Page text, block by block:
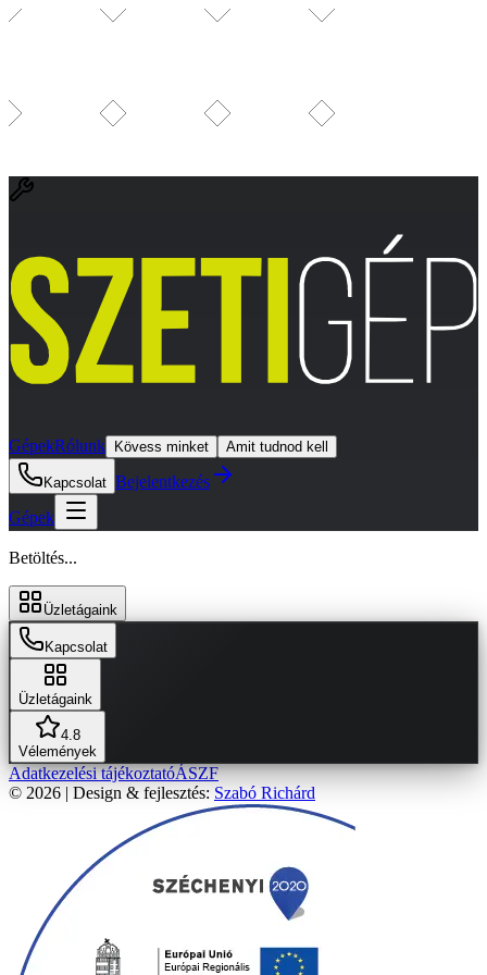
GépekRólunk Kövess minket Amit tudnod kell
Kapcsolat Bejelentkezés
Gépek
Betöltés...
Üzletágaink
Kapcsolat
Üzletágaink
4.8
Vélemények
Adatkezelési tájékoztatóÁSZF
© 2026 | Design & fejlesztés: Szabó Richárd